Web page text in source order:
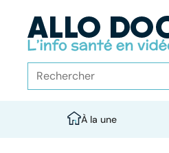
À la une